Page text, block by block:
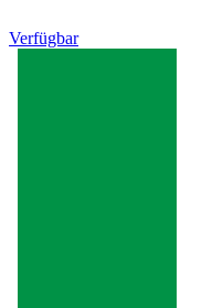
Verfügbar